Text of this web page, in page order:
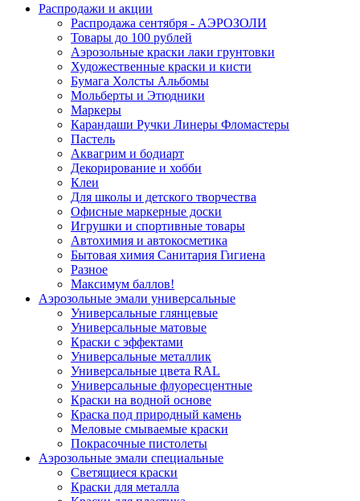
Распродажи и акции
Распродажа сентября - АЭРОЗОЛИ
Товары до 100 рублей
Аэрозольные краски лаки грунтовки
Художественные краски и кисти
Бумага Холсты Альбомы
Мольберты и Этюдники
Маркеры
Карандаши Ручки Линеры Фломастеры
Пастель
Аквагрим и бодиарт
Декорирование и хобби
Клеи
Для школы и детского творчества
Офисные маркерные доски
Игрушки и спортивные товары
Автохимия и автокосметика
Бытовая химия Санитария Гигиена
Разное
Максимум баллов!
Аэрозольные эмали универсальные
Универсальные глянцевые
Универсальные матовые
Краски с эффектами
Универсальные металлик
Универсальные цвета RAL
Универсальные флуоресцентные
Краски на водной основе
Краска под природный камень
Меловые смываемые краски
Покрасочные пистолеты
Аэрозольные эмали специальные
Светящиеся краски
Краски для металла